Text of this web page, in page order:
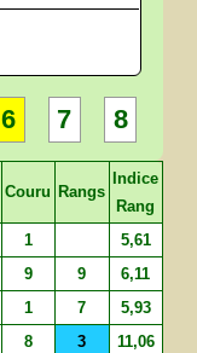
6 7 8
Couru Rangs
Indice
Rang
1 5,61
9 9 6,11
1 7 5,93
8 3 11,06